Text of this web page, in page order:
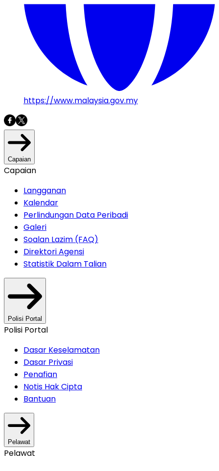
https://www.malaysia.gov.my
Capaian
Capaian
Langganan
Kalendar
Perlindungan Data Peribadi
Galeri
Soalan Lazim (FAQ)
Direktori Agensi
Statistik Dalam Talian
Polisi Portal
Polisi Portal
Dasar Keselamatan
Dasar Privasi
Penafian
Notis Hak Cipta
Bantuan
Pelawat
Pelawat